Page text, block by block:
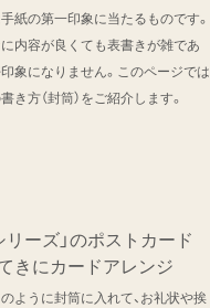
紙の第一印象に当たるものです。
内容が良くても表書きが雑であ
象になりません。このページでは
き方（封筒）をご紹介します。
リーズ」のポストカード
きにカードアレンジ
ように封筒に入れて、お礼状や挨